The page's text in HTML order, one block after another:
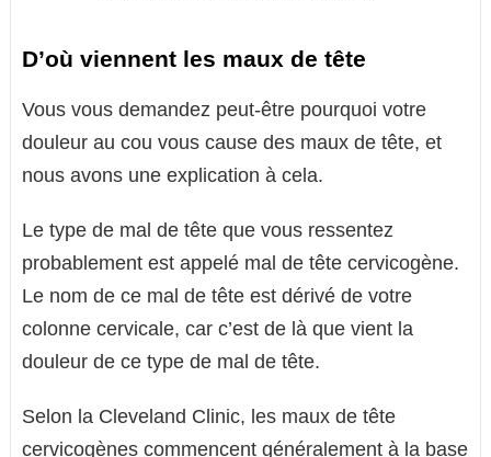
D’où viennent les maux de tête
Vous vous demandez peut-être pourquoi votre
douleur au cou vous cause des maux de tête, et
nous avons une explication à cela.
Le type de mal de tête que vous ressentez
probablement est appelé mal de tête cervicogène.
Le nom de ce mal de tête est dérivé de votre
colonne cervicale, car c’est de là que vient la
douleur de ce type de mal de tête.
Selon la Cleveland Clinic, les maux de tête
cervicogènes commencent généralement à la base